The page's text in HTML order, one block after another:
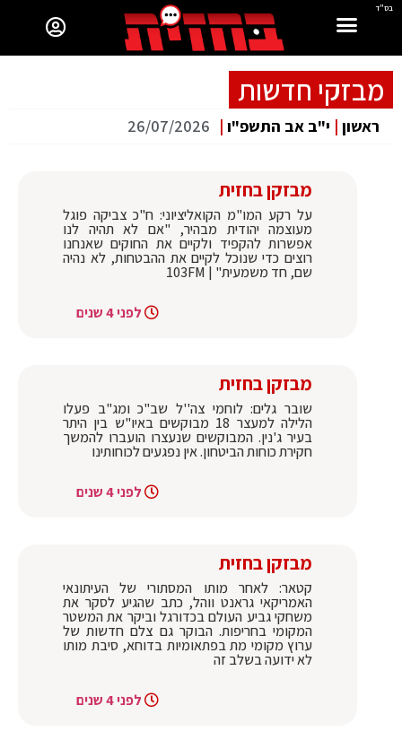
בס"ד
מבזקי חדשות
ראשון | י"ב אב התשפ"ו |
26/07/2026
מבזקן בחזית
על רקע המו"מ הקואליציוני: ח"כ צביקה פוגל
מעוצמה יהודית מבהיר, "אם לא תהיה לנו
אפשרות להקפיד ולקיים את החוקים שאנחנו
רוצים כדי שנוכל לקיים את ההבטחות, לא נהיה
שם, חד משמעית" | 103FM
לפני 4 שנים
מבזקן בחזית
שובר גלים: לוחמי צה''ל שב"כ ומג"ב פעלו
הלילה למעצר 18 מבוקשים באיו"ש בין היתר
בעיר ג'נין. המבוקשים שנעצרו הועברו להמשך
חקירת כוחות הביטחון. אין נפגעים לכוחותינו
לפני 4 שנים
מבזקן בחזית
קטאר: לאחר מותו המסתורי של העיתונאי
האמריקאי גראנט ווהל, כתב שהגיע לסקר את
משחקי גביע העולם בכדורגל וביקר את המשטר
המקומי בחריפות. הבוקר גם צלם חדשות של
ערוץ מקומי מת בפתאומיות בדוחא, סיבת מותו
לא ידועה בשלב זה
לפני 4 שנים